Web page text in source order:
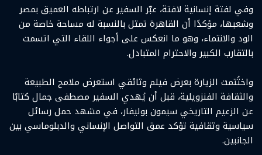
وفي لفتة إنسانية لافتة، عبّر السفير عن ارتباطه العميق بمصر
وشعبها، مؤكدًا أن القاهرة تمثل بالنسبة له مساحة خاصة من
الود والانتماء، وهو ما انعكس على أجواء اللقاء التي اتسمت
بالتقارب الكبير والاحترام المتبادل.
واختُتمت الزيارة بعرض فيلم وثائقي استعرض ملامح الطبيعة
والثقافة الفنزويلية، قبل أن يُهدي السفير مصطفى جمال كتابًا
عن الزعيم التاريخي سيمون بوليفار، في مشهد حمل رسائل
سياسية وثقافية تؤكد عمق التواصل الإنساني والدبلوماسي بين
الجانبين.